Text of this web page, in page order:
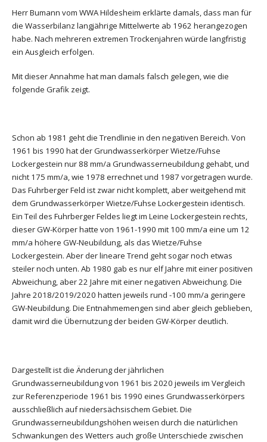
Herr Bumann vom WWA Hildesheim erklärte damals, dass man für
die Wasserbilanz langjährige Mittelwerte ab 1962 herangezogen
habe. Nach mehreren extremen Trockenjahren würde langfristig
ein Ausgleich erfolgen.
Mit dieser Annahme hat man damals falsch gelegen, wie die
folgende Grafik zeigt.
Schon ab 1981 geht die Trendlinie in den negativen Bereich. Von
1961 bis 1990 hat der Grundwasserkörper Wietze/Fuhse
Lockergestein nur 88 mm/a Grundwasserneubildung gehabt, und
nicht 175 mm/a, wie 1978 errechnet und 1987 vorgetragen wurde.
Das Fuhrberger Feld ist zwar nicht komplett, aber weitgehend mit
dem Grundwasserkörper Wietze/Fuhse Lockergestein identisch.
Ein Teil des Fuhrberger Feldes liegt im Leine Lockergestein rechts,
dieser GW-Körper hatte von 1961-1990 mit 100 mm/a eine um 12
mm/a höhere GW-Neubildung, als das Wietze/Fuhse
Lockergestein. Aber der lineare Trend geht sogar noch etwas
steiler noch unten. Ab 1980 gab es nur elf Jahre mit einer positiven
Abweichung, aber 22 Jahre mit einer negativen Abweichung. Die
Jahre 2018/2019/2020 hatten jeweils rund -100 mm/a geringere
GW-Neubildung. Die Entnahmemengen sind aber gleich geblieben,
damit wird die Übernutzung der beiden GW-Körper deutlich.
Dargestellt ist die Änderung der jährlichen
Grundwasserneubildung von 1961 bis 2020 jeweils im Vergleich
zur Referenzperiode 1961 bis 1990 eines Grundwasserkörpers
ausschließlich auf niedersächsischem Gebiet. Die
Grundwasserneubildungshöhen weisen durch die natürlichen
Schwankungen des Wetters auch große Unterschiede zwischen